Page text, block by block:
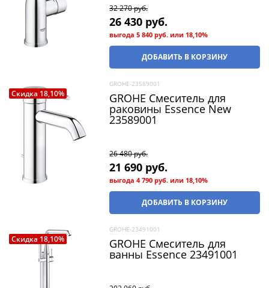
32 270 руб.
26 430 руб.
выгода5 840 руб. или 18,10%
ДОБАВИТЬ В КОРЗИНУ
Скидка 18,10%
GROHE-23589001
GROHE Смеситель для
раковины Essence New
23589001
26 480 руб.
21 690 руб.
выгода4 790 руб. или 18,10%
ДОБАВИТЬ В КОРЗИНУ
Скидка 18,10%
GROHE-23491001
GROHE Смеситель для
ванны Essence 23491001